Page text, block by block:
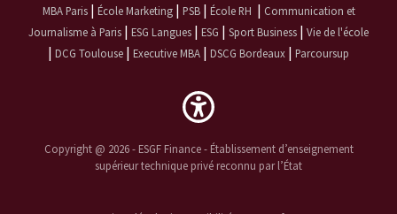
MBA Paris| École Marketing| PSB| École RH | Communication et
Journalisme à Paris | ESG Langues | ESG | Sport Business | Vie de l'école
| DCG Toulouse | Executive MBA | DSCG Bordeaux | Parcoursup
Copyright @ 2026 - ESGF Finance - Établissement d’enseignement
supérieur technique privé reconnu par l’État